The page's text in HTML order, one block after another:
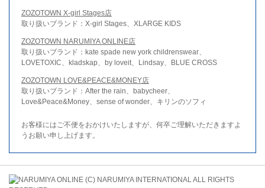
ZOZOTOWN X-girl Stages店
取り扱いブランド：X-girl Stages、XLARGE KIDS
ZOZOTOWN NARUMIYA ONLINE店
取り扱いブランド：kate spade new york childrenswear、
LOVETOXIC、kladskap、by loveit、Lindsay、BLUE CROSS
ZOZOTOWN LOVE&PEACE&MONEY店
取り扱いブランド：After the rain、babycheer、
Love&Peace&Money、sense of wonder、キリンのソフィ
お客様にはご不便をおかけいたしますが、何卒ご理解いただきますよ
うお願い申し上げます。